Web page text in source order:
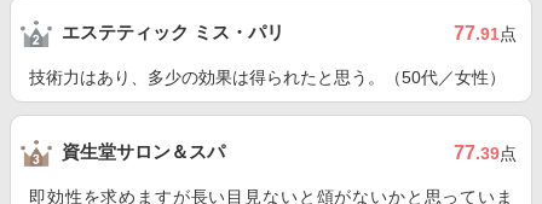
エステティック ミス・パリ 77.91点
技術力はあり、多少の効果は得られたと思う。（50代／女性）
資生堂サロン＆スパ 77.39点
即効性を求めますが長い目見ないと頌がないかと思っていま